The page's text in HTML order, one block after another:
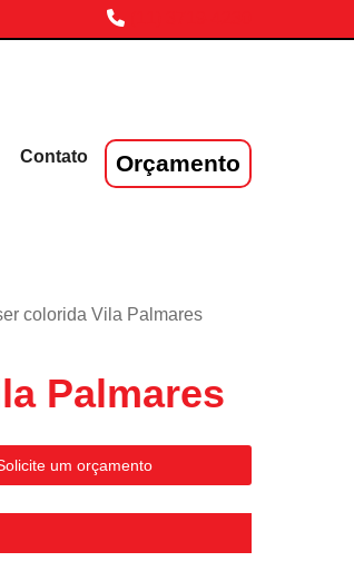
Contato Orçamento
colorida Vila Palmares
Palmares
um orçamento